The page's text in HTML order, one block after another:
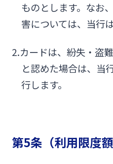
ものとします。なお
害については、当行
2.カードは、紛失・盗
と認めた場合は、当
行します。
第5条（利用限度額